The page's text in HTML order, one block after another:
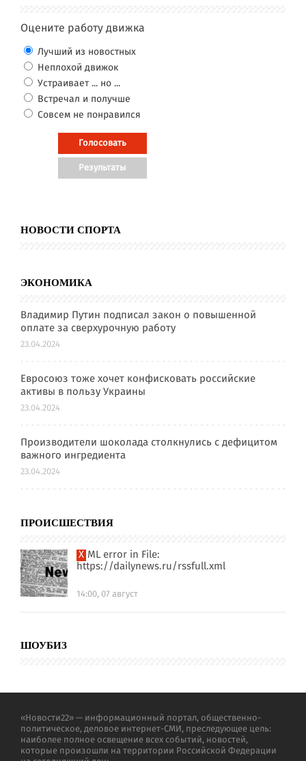
Оцените работу движка
Лучший из новостных
Неплохой движок
Устраивает ... но ...
Встречал и получше
Совсем не понравился
НОВОСТИ СПОРТА
ЭКОНОМИКА
Владимир Путин подписал закон о повышенной
оплате за сверхурочную работу
23.04.2024
Евросоюз тоже хочет конфисковать российские
активы в пользу Украины
23.04.2024
Производители шоколада столкнулись с дефицитом
важного ингредиента
23.04.2024
ПРОИСШЕСТВИЯ
XML error in File:
https://dailynews.ru/rssfull.xml
14:00, 07 август
ШОУБИЗ
«Новости22» — информационный портал, общественно-
политическое, деловое интернет-СМИ, преследующее цель:
наиболее полное освещение всех событий, новостей,
которые произошли на территории Российской Федерации